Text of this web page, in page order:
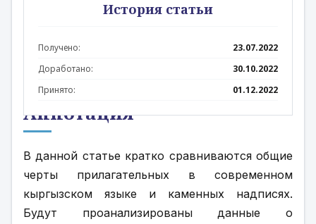
Аннотация
В данной статье кратко сравниваются общие
черты прилагательных в современном
кыргызском языке и каменных надписях.
Будут проанализированы данные о
История статьи
Получено:
23.07.2022
Доработано:
30.10.2022
Принято:
01.12.2022